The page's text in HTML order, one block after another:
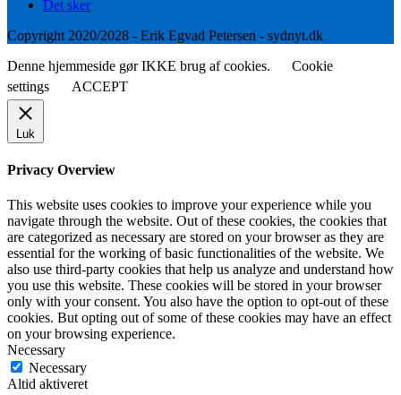
Det sker
Copyright 2020/2028 - Erik Egvad Petersen - sydnyt.dk
Denne hjemmeside gør IKKE brug af cookies.
Cookie
settings
ACCEPT
Luk
Privacy Overview
This website uses cookies to improve your experience while you
navigate through the website. Out of these cookies, the cookies that
are categorized as necessary are stored on your browser as they are
essential for the working of basic functionalities of the website. We
also use third-party cookies that help us analyze and understand how
you use this website. These cookies will be stored in your browser
only with your consent. You also have the option to opt-out of these
cookies. But opting out of some of these cookies may have an effect
on your browsing experience.
Necessary
Necessary
Altid aktiveret